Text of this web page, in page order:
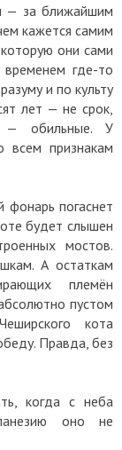
— за ближайшим
кажется самим
они сами
где-то
и по культу
лет — не срок,
— обильные. У
всем признакам
фонарь погаснет
будет слышен
мостов.
А остаткам
племён
пустом
кота
Правда, без
когда с неба
оно не